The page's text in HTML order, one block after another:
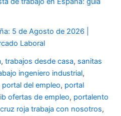
5 de Agosto de 2026 |
Laboral
, trabajos desde casa, sanitas
ingeniero industrial,
portal del empleo, portal
ofertas de empleo, portalento
cruz roja trabaja con nosotros,